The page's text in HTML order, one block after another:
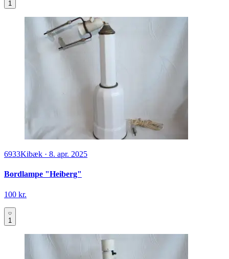
1
6933Kibæk · 8. apr. 2025
Bordlampe "Heiberg"
100 kr.
1